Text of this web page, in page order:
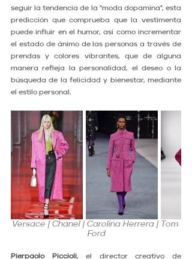
seguir la tendencia de la "moda dopamina", esta
predicción que comprueba que la vestimenta
puede influir en el humor, así como incrementar
el estado de ánimo de las personas a través de
prendas y colores vibrantes, que de alguna
manera refleja la personalidad, el deseo o la
búsqueda de la felicidad y bienestar, mediante
el estilo personal.
Versace | Chanel | Carolina Herrera | Tom
Ford
Pierpaolo Piccioli